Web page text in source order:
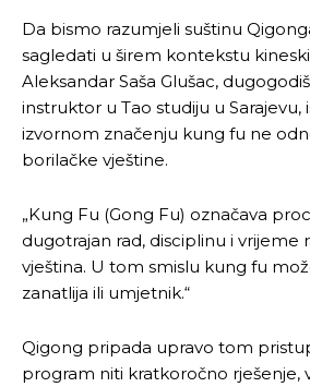
Da bismo razumjeli suštinu
sagledati u širem kontekstu
Aleksandar Saša Glušac,
instruktor u Tao studiju u Sarajevu,
izvornom značenju kung fu ne
borilačke vještine.
„Kung Fu (Gong Fu) označava
dugotrajan rad, disciplinu i vrijeme
vještina. U tom smislu kung fu
zanatlija ili umjetnik.“
Qigong pripada upravo tom
program niti kratkoročno rješenje,